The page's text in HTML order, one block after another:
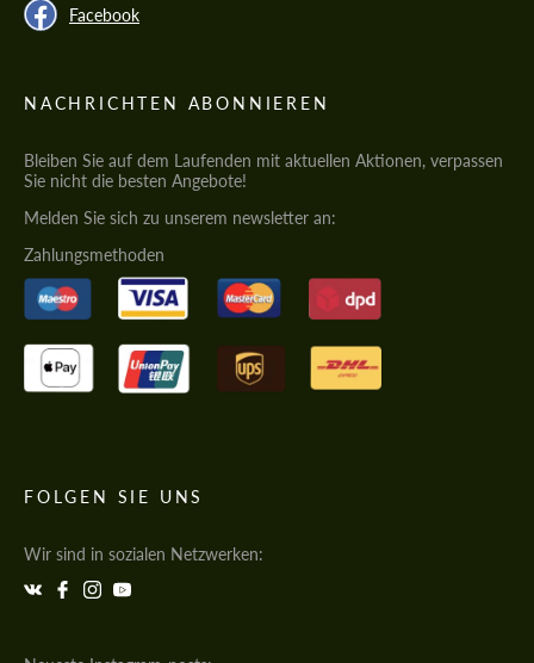
Facebook
NACHRICHTEN ABONNIEREN
Bleiben Sie auf dem Laufenden mit aktuellen Aktionen, verpassen
Sie nicht die besten Angebote!
Melden Sie sich zu unserem newsletter an:
Zahlungsmethoden
FOLGEN SIE UNS
Wir sind in sozialen Netzwerken: